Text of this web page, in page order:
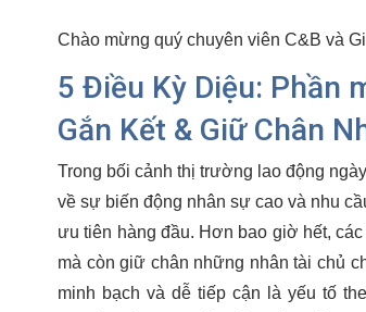
Chào mừng quý chuyên viên C&B và
5 Điều Kỳ Diệu: Phần
Gắn Kết & Giữ Chân
Trong bối cảnh thị trường lao động
về sự biến động nhân sự cao và nhu
ưu tiên hàng đầu. Hơn bao giờ hết,
mà còn giữ chân những nhân tài chủ
minh bạch và dễ tiếp cận là yếu tố